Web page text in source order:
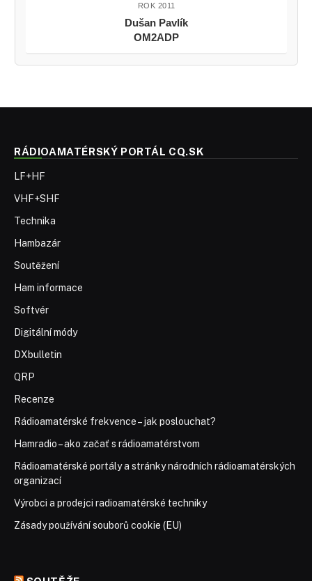
ROK 2011
Dušan Pavlík
OM2ADP
RÁDIOAMATÉRSKÝ PORTÁL CQ.SK
LF+HF
VHF+SHF
Technika
Hambazár
Soutěžení
Ham informace
Softvér
Digitální módy
DXbulletin
QRP
Recenze
Rádioamatérské frekvence – jak poslouchat?
Hamradio – ako začať s rádioamatérstvom
Rádioamatérské portály a stránky národních rádioamatérských
organizací
Výrobci a prodejci radioamatérské techniky
Zásady používání souborů cookie (EU)